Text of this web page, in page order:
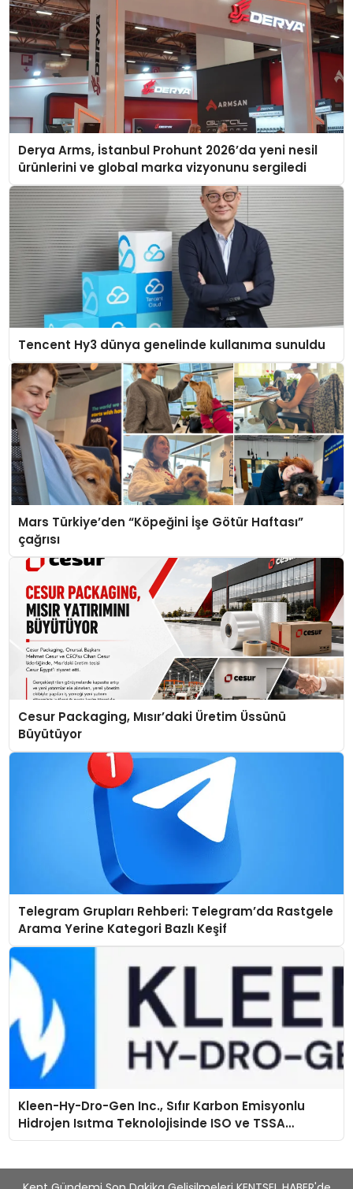
Derya Arms, İstanbul Prohunt 2026’da yeni nesil
ürünlerini ve global marka vizyonunu sergiledi
Tencent Hy3 dünya genelinde kullanıma sunuldu
Mars Türkiye’den “Köpeğini İşe Götür Haftası”
çağrısı
Cesur Packaging, Mısır’daki Üretim Üssünü
Büyütüyor
Telegram Grupları Rehberi: Telegram’da Rastgele
Arama Yerine Kategori Bazlı Keşif
Kleen-Hy-Dro-Gen Inc., Sıfır Karbon Emisyonlu
Hidrojen Isıtma Teknolojisinde ISO ve TSSA
Düzenleyici Onaylarını Aldı